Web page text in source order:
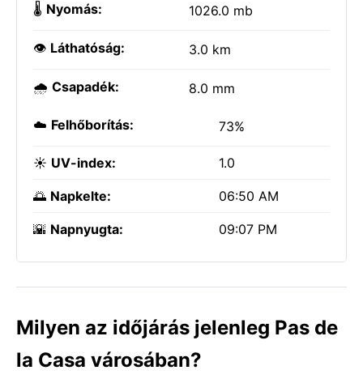
🌡️ Nyomás: 1026.0 mb
👁️ Láthatóság: 3.0 km
🌧️ Csapadék: 8.0 mm
☁️ Felhőborítás: 73%
☀️ UV-index: 1.0
🌅 Napkelte: 06:50 AM
🌇 Napnyugta: 09:07 PM
Milyen az időjárás jelenleg Pas de
la Casa városában?